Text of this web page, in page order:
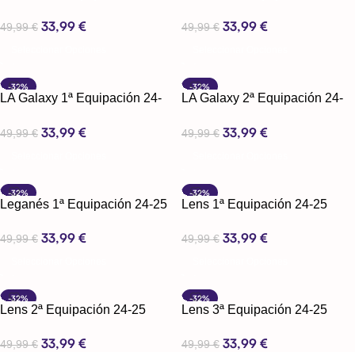
49,99€ 33,99 € 49,99€ 33,99 €
-32%
LA Galaxy 1ª Equipación 24-
49,99€ 33,99 €
-32%
LA Galaxy 2ª Equipación 24-
49,99€ 33,99 €
-32%
Leganés 1ª Equipación 24-25
49,99€ 33,99 €
-32%
Lens 1ª Equipación 24-25
49,99€ 33,99 €
-32%
Lens 2ª Equipación 24-25
49,99€ 33,99 €
-32%
Lens 3ª Equipación 24-25
49,99€ 33,99 €